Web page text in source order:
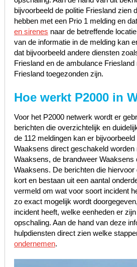
bijvoorbeeld de politie Friesland zien
hebben met een Prio 1 melding en
en sirenes naar de betreffende
van de informatie in de melding kan
dat bijvoorbeeld andere diensten
Friesland en de ambulance
Friesland toegezonden zijn.
Hoe werkt P2000 in
Voor het P2000 netwerk wordt er
berichten die overzichtelijk en
de 112 meldingen kan er
Waaksens direct geschakeld worden
Waaksens, de brandweer Waaksens
Waaksens. De berichten die
kort en bestaan uit een aantal
vermeld om wat voor soort incident
zo exact mogelijk wordt
incident heeft, welke eenheden er
opschaling. Aan de hand van deze
hulpdiensten direct zien welke
ondernemen.